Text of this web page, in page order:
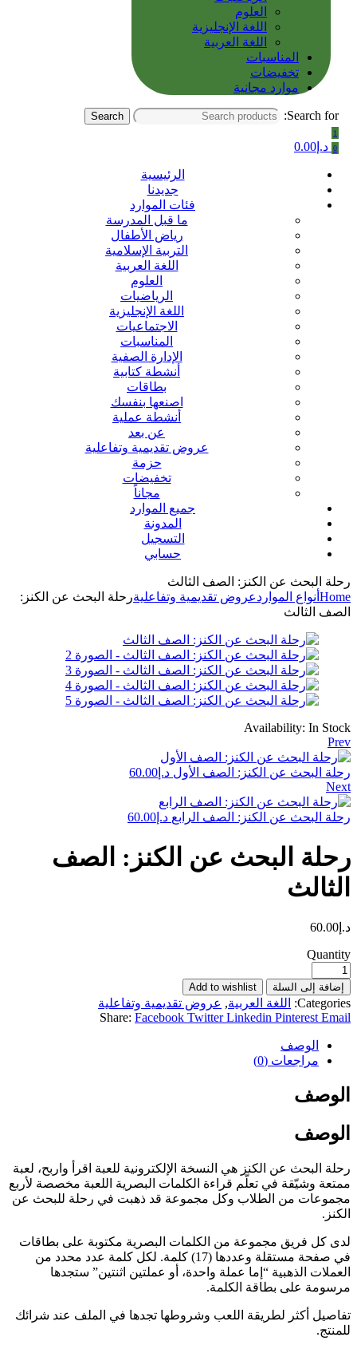
العلوم
اللغة الإنجليزية
اللغة العربية
المناسبات
تخفيضات
موارد مجانية
Search for:
Search
1
0 د.إ 0.00
الرئيسية
جديدنا
فئات الموارد
ما قبل المدرسة
رياض الأطفال
التربية الإسلامية
اللغة العربية
العلوم
الرياضيات
اللغة الإنجليزية
الاجتماعيات
المناسبات
الإدارة الصفية
أنشطة كتابية
بطاقات
اصنعها بنفسك
أنشطة عملية
عن بعد
عروض تقديمية وتفاعلية
حزمة
تخفيضات
مجاناً
جميع الموارد
المدونة
التسجيل
حسابي
رحلة البحث عن الكنز: الصف الثالث
Home أنواع المواردعروض تقديمية وتفاعليةرحلة البحث عن الكنز:
الصف الثالث
Availability: In Stock
Prev
رحلة البحث عن الكنز: الصف الأول د.إ 60.00
Next
رحلة البحث عن الكنز: الصف الرابع د.إ 60.00
رحلة البحث عن الكنز: الصف
الثالث
د.إ 60.00
Quantity
إضافة إلى السلة Add to wishlist
Categories: اللغة العربية, عروض تقديمية وتفاعلية
Share: Facebook Twitter Linkedin Pinterest Email
الوصف
مراجعات (0)
الوصف
الوصف
رحلة البحث عن الكنز هي النسخة الإلكترونية للعبة اقرأ واربح، لعبة
ممتعة وشيّقة في تعلّم قراءة الكلمات البصرية اللعبة مخصصة لأربع
مجموعات من الطلاب وكل مجموعة قد ذهبت في رحلة للبحث عن
الكنز.
لدى كل فريق مجموعة من الكلمات البصرية مكتوبة على بطاقات
في صفحة مستقلة وعددها (17) كلمة. لكل كلمة عدد محدد من
العملات الذهبية “إما عملة واحدة، أو عملتين اثنتين” ستجدها
مرسومة على بطاقة الكلمة.
تفاصيل أكثر لطريقة اللعب وشروطها تجدها في الملف عند شرائك
للمنتج.